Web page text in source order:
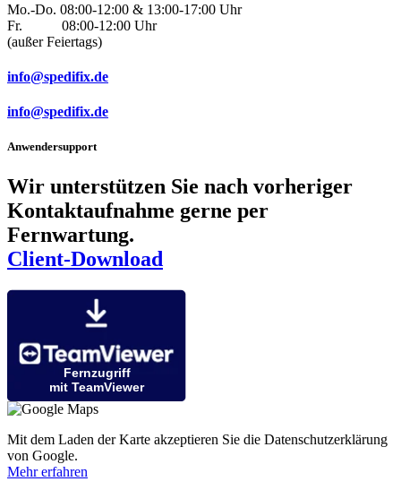
Mo.-Do. 08:00-12:00 & 13:00-17:00 Uhr
Fr. 08:00-12:00 Uhr
(außer Feiertags)
info@spedifix.de
info@spedifix.de
Anwendersupport
Wir unterstützen Sie nach vorheriger
Kontaktaufnahme gerne per
Fernwartung.
Client-Download
Fernzugriff
mit TeamViewer
Mit dem Laden der Karte akzeptieren Sie die Datenschutzerklärung
von Google.
Mehr erfahren